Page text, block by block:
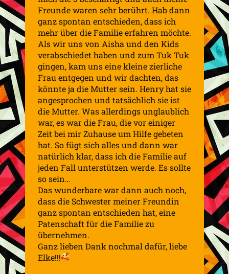
Freunde waren sehr berührt. Hab dann
ganz spontan entschieden, dass ich
mehr über die Familie erfahren möchte.
Als wir uns von Aisha und den Kids
verabschiedet haben und zum Tuk Tuk
gingen, kam uns eine kleine zierliche
Frau entgegen und wir dachten, das
könnte ja die Mutter sein. Henry hat sie
angesprochen und tatsächlich sie ist
die Mutter. Was allerdings unglaublich
war, es war die Frau, die vor einiger
Zeit bei mir Zuhause um Hilfe gebeten
hat. So fügt sich alles und dann war
natürlich klar, dass ich die Familie auf
jeden Fall unterstützen werde. Es sollte
so sein…
Das wunderbare war dann auch noch,
dass die Schwester meiner Freundin
ganz spontan entschieden hat, eine
Patenschaft für die Familie zu
übernehmen.
Ganz lieben Dank nochmal dafür, liebe
Elke!!!